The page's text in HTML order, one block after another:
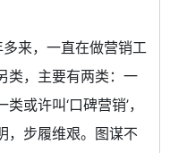
来，一直在做营销工
类，主要有两类：一
或许叫‘口碑营销’，
，步履维艰。图谋不